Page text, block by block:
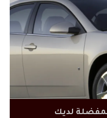
لديك